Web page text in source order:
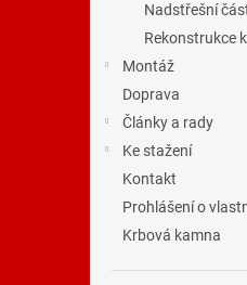
Nadstřešní
Rekonstrukce
Montáž
Doprava
Články a rady
Ke stažení
Kontakt
Prohlášení o
Krbová kamna